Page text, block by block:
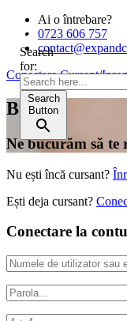
Search
for:
Search
Button
Ai o întrebare?
0723 606 757
Conectare Cursant/
Bună!
Ne bucurăm să te
Nu ești încă cursant?
Ești deja cursant?
Conectare la